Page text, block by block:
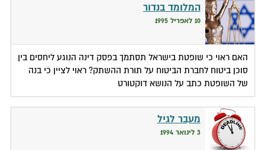
המלומד בנדור
10 לאפריל 1995
האם ראוי כי שופטת בישראל תסתמך בפסק דינה הנוגע ליחסים בין
סוכן ביטוח לחברת הביטוח על תורת ההשתק? ראוי לציין כי בנה
של השופטת כתב על הנושא דוקטורט
מעבר לגיל
3 לינואר 1994